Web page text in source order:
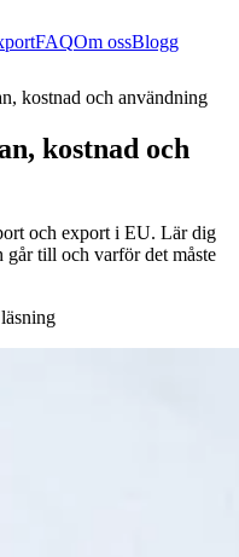
FAQOm ossBlogg
kostnad och användning
kostnad och
och export i EU. Lär dig
går till och varför det måste